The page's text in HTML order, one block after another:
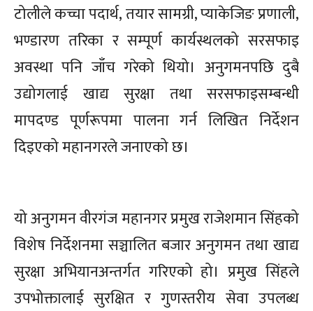
टोलीले कच्चा पदार्थ, तयार सामग्री, प्याकेजिङ प्रणाली,
भण्डारण तरिका र सम्पूर्ण कार्यस्थलको सरसफाइ
अवस्था पनि जाँच गरेको थियो। अनुगमनपछि दुबै
उद्योगलाई खाद्य सुरक्षा तथा सरसफाइसम्बन्धी
मापदण्ड पूर्णरूपमा पालना गर्न लिखित निर्देशन
दिइएको महानगरले जनाएको छ।
यो अनुगमन वीरगंज महानगर प्रमुख राजेशमान सिंहको
विशेष निर्देशनमा सञ्चालित बजार अनुगमन तथा खाद्य
सुरक्षा अभियानअन्तर्गत गरिएको हो। प्रमुख सिंहले
उपभोक्तालाई सुरक्षित र गुणस्तरीय सेवा उपलब्ध